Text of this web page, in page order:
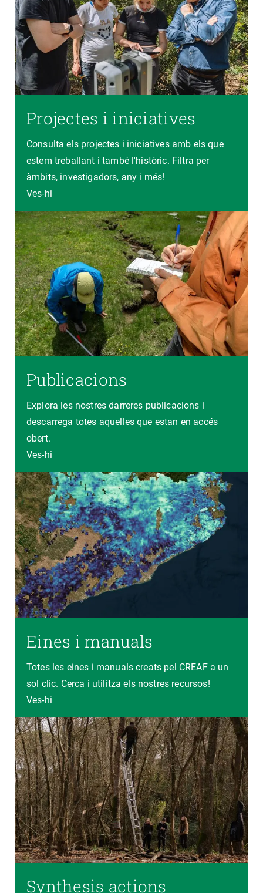
Projectes i iniciatives
Consulta els projectes i iniciatives amb els que
estem treballant i també l'històric. Filtra per
àmbits, investigadors, any i més!
Ves-hi
Publicacions
Explora les nostres darreres publicacions i
descarrega totes aquelles que estan en accés
obert.
Ves-hi
Eines i manuals
Totes les eines i manuals creats pel CREAF a un
sol clic. Cerca i utilitza els nostres recursos!
Ves-hi
Synthesis actions